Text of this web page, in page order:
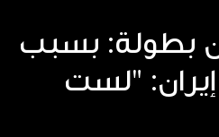
بطولة: بسبب
"لست